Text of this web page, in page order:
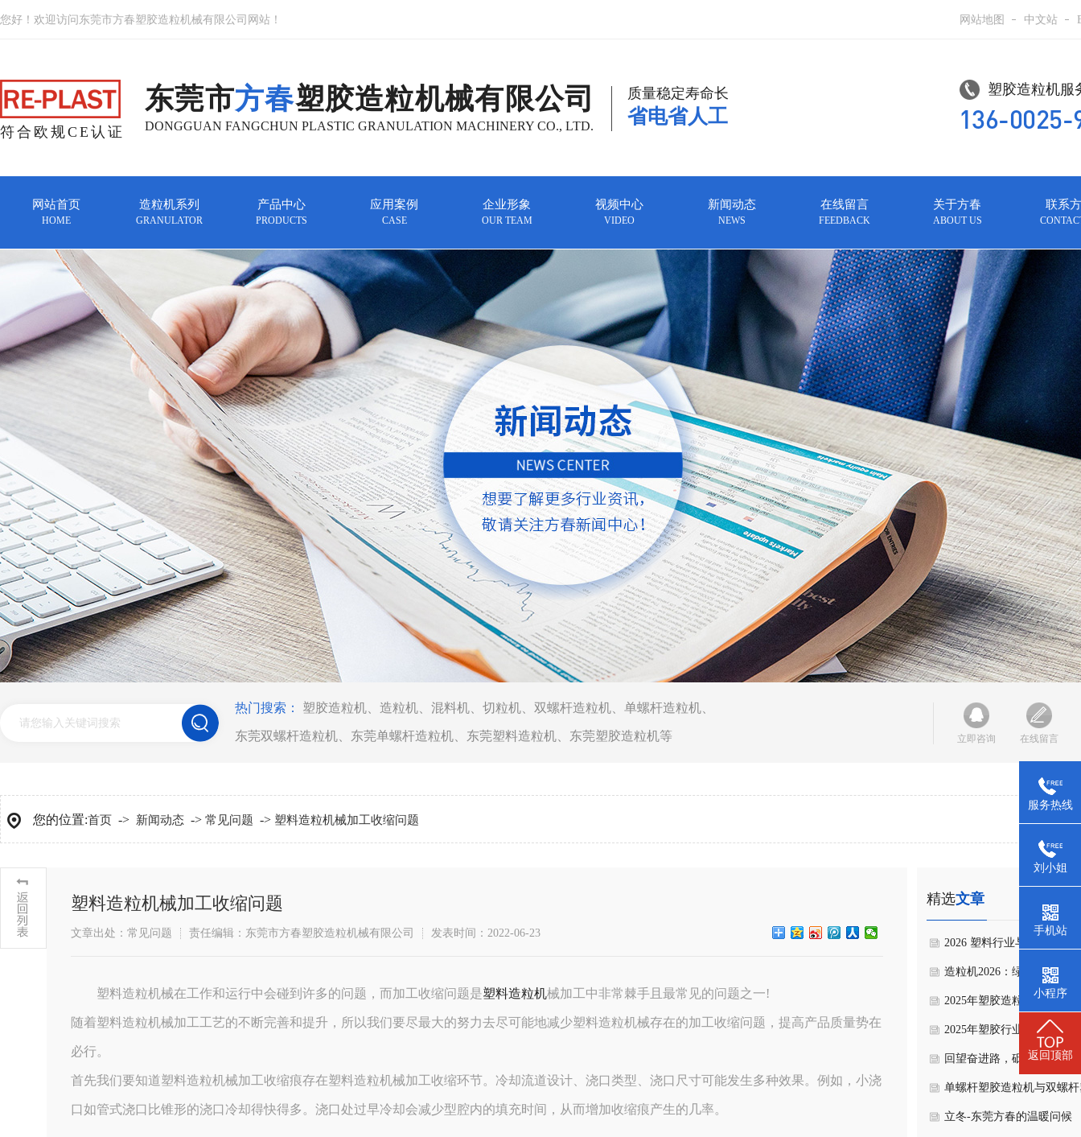
您好！欢迎访问东莞市方春塑胶造粒机械有限公司网站！ 网站地图 中文站
符合欧规CE认证
东莞市方春塑胶造粒机械有限公司
DONGGUAN FANGCHUN PLASTIC GRANULATION MACHINERY CO., LTD.
质量稳定寿命长
省电省人工
塑胶造粒机服
136-0025-
网站首页
HOME
造粒机系列
GRANULATOR
产品中心
PRODUCTS
应用案例
CASE
企业形象
OUR TEAM
视频中心
VIDEO
新闻动态
NEWS
在线留言
FEEDBACK
关于方春
ABOUT US
联系
立即咨询 在线留言
热门搜索： 塑胶造粒机 造粒机 混料机 切粒机 双螺杆造粒机 单螺杆造粒机
东莞双螺杆造粒机 东莞单螺杆造粒机 东莞塑料造粒机 东莞塑胶造粒机等
您的位置:首页 -> 新闻动态 -> 常见问题 -> 塑料造粒机械加工收缩问题
塑料造粒机械加工收缩问题
文章出处：常见问题 责任编辑：东莞市方春塑胶造粒机械有限公司 发表时间：2022-06-23
塑料造粒机械在工作和运行中会碰到许多的问题，而加工收缩问题是塑料造粒机械加工中非常棘手且最常见的问题之一!
​随着塑料造粒机械加工工艺的不断完善和提升，所以我们要尽最大的努力去尽可能地减少塑料造粒机械存在的加工收缩问题，提高产品质量势在
必行。
​首先我们要知道塑料造粒机械加工收缩痕存在塑料造粒机械加工收缩环节。冷却流道设计、浇口类型、浇口尺寸可能发生多种效果。例如，小浇
口如管式浇口比锥形的浇口冷却得快得多。浇口处过早冷却会减少型腔内的填充时间，从而增加收缩痕产生的几率。
精选文章
2026 塑料行业与塑胶造粒
风向与展望
造粒机2026：绿色赋能与
新，开启产业新生态
2025年塑胶造粒机的发展
迈向更高效、更环保、更
未来
2025年塑胶行业新走向
回望奋进路，砥砺新征程
单螺杆塑胶造粒机与双螺
造粒机的共性与区别
立冬-东莞方春的温暖问候
服务热线
刘小姐
手机站
小程序
返回顶部